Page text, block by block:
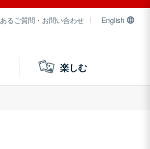
るご質問・お問い合わせ English
楽しむ